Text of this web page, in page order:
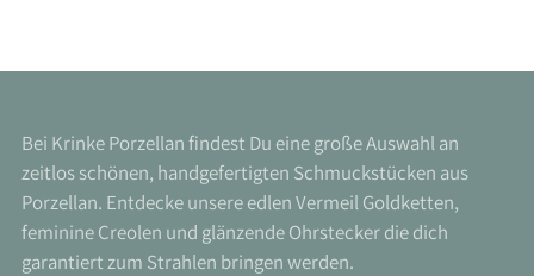
Bei Krinke Porzellan findest Du eine große Auswahl an
zeitlos schönen, handgefertigten Schmuckstücken aus
Porzellan. Entdecke unsere edlen Vermeil Goldketten,
feminine Creolen und glänzende Ohrstecker die dich
garantiert zum Strahlen bringen werden.